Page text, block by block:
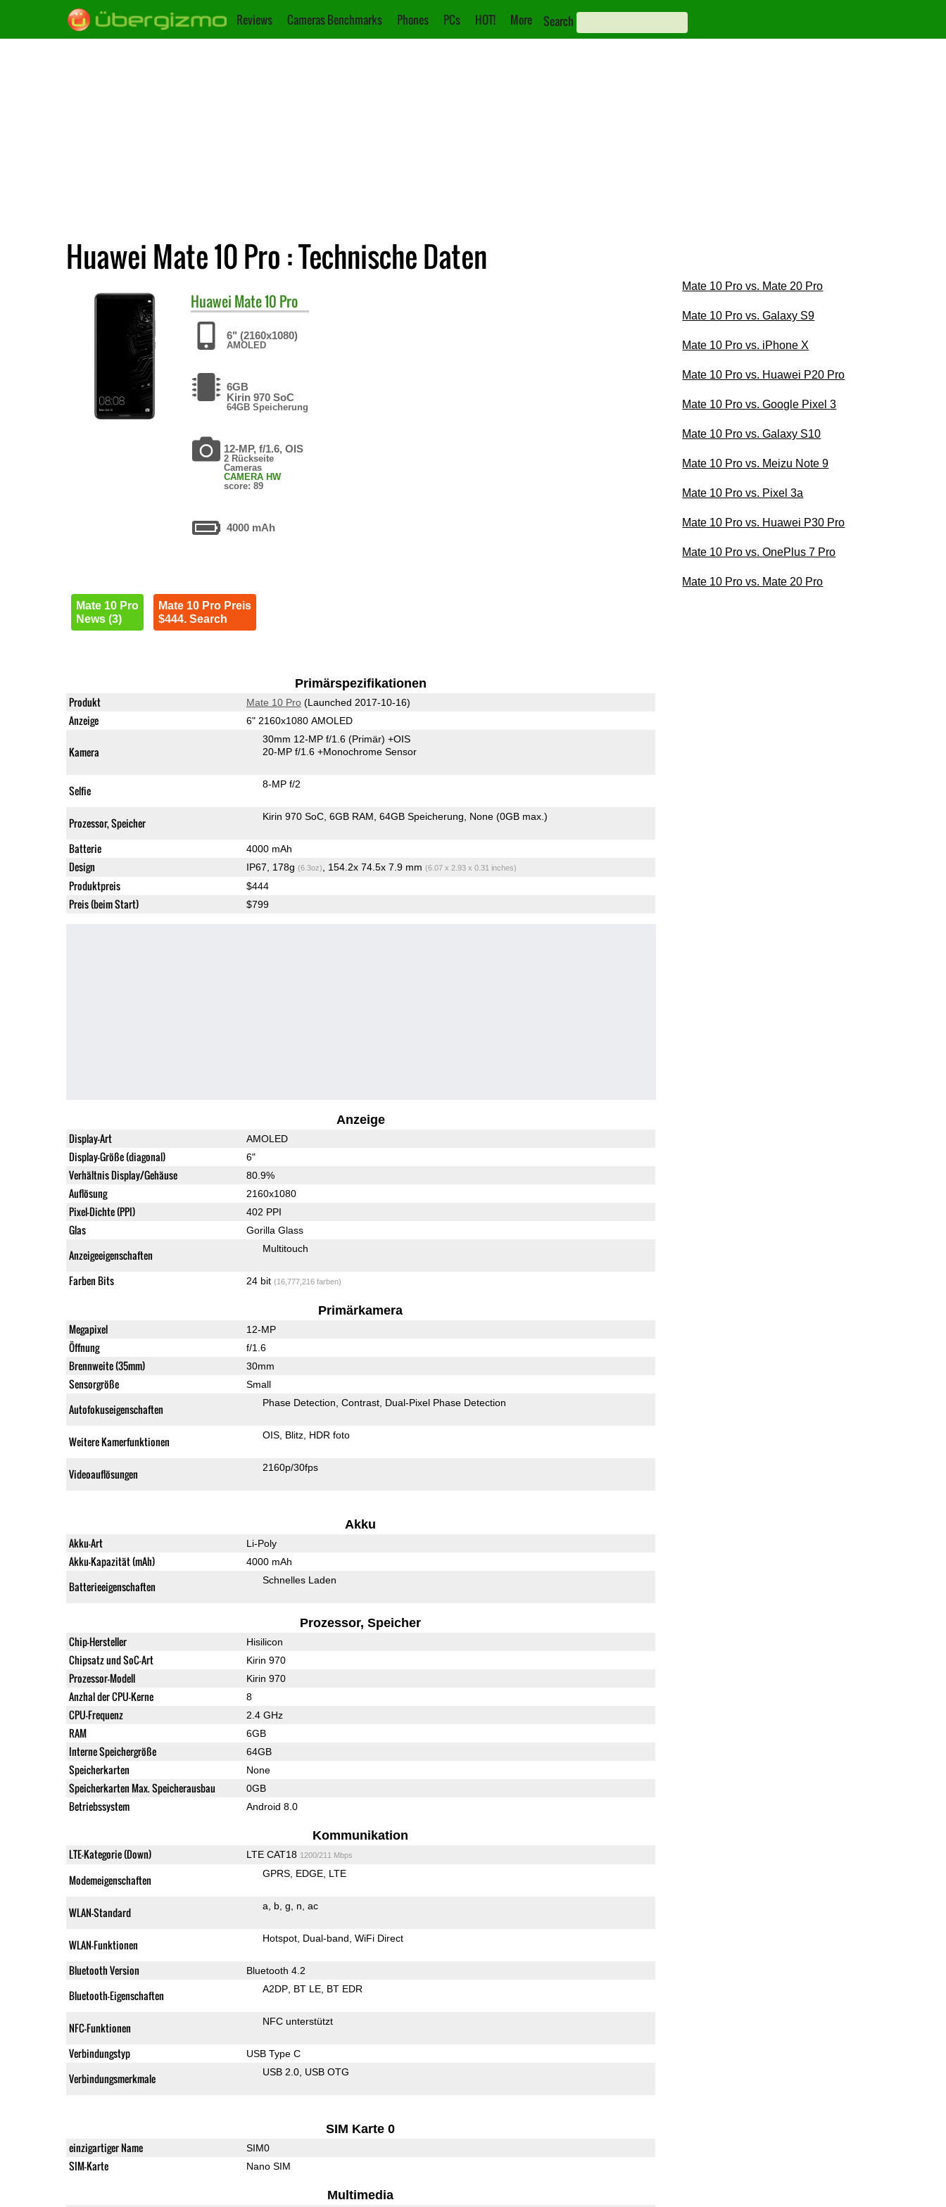
Reviews Cameras Benchmarks Phones PCs HOT! More Search
Huawei Mate 10 Pro : Technische Daten
Huawei Mate 10 Pro
6" (2160x1080)
AMOLED
6GB
Kirin 970 SoC
64GB Speicherung
12-MP, f/1.6, OIS
2 Rückseite
Cameras
CAMERA HW
score: 89
4000 mAh
Mate 10 Pro
News (3)
Mate 10 Pro Preis
$444. Search
Primärspezifikationen
Produkt Mate 10 Pro(Launched 2017-10-16)
Anzeige 6" 2160x1080 AMOLED
Kamera
30mm 12-MP f/1.6 (Primär) +OIS
20-MP f/1.6 +Monochrome Sensor
Selfie 8-MP f/2
Prozessor, Speicher Kirin 970 SoC 6GB RAM 64GB Speicherung None (0GB max.)
Batterie 4000 mAh
Design IP67, 178g (6.3oz) , 154.2x 74.5x 7.9 mm (6.07 x 2.93 x 0.31 inches)
Produktpreis $444
Preis (beim Start) $799
Anzeige
Display-Art AMOLED
Display-Größe (diagonal) 6"
Verhältnis Display/Gehäuse 80.9%
Auflösung 2160x1080
Pixel-Dichte (PPI) 402 PPI
Glas Gorilla Glass
Anzeigeeigenschaften Multitouch
Farben Bits 24 bit (16,777,216 farben)
Primärkamera
Megapixel 12-MP
Öffnung f/1.6
Brennweite (35mm) 30mm
Sensorgröße Small
Autofokuseigenschaften Phase Detection Contrast Dual-Pixel Phase Detection
Weitere Kamerfunktionen OIS Blitz HDR foto
Videoauflösungen 2160p/30fps
Akku
Akku-Art Li-Poly
Akku-Kapazität (mAh) 4000 mAh
Batterieeigenschaften Schnelles Laden
Prozessor, Speicher
Chip-Hersteller Hisilicon
Chipsatz und SoC-Art Kirin 970
Prozessor-Modell Kirin 970
Anzhal der CPU-Kerne 8
CPU-Frequenz 2.4 GHz
RAM 6GB
Interne Speichergröße 64GB
Speicherkarten None
Speicherkarten Max. Speicherausbau 0GB
Betriebssystem Android 8.0
Kommunikation
LTE-Kategorie (Down) LTE CAT18 1200/211 Mbps
Modemeigenschaften GPRS EDGE LTE
WLAN-Standard a b g n ac
WLAN-Funktionen Hotspot Dual-band WiFi Direct
Bluetooth Version Bluetooth 4.2
Bluetooth-Eigenschaften A2DP BT LE BT EDR
NFC-Funktionen NFC unterstützt
Verbindungstyp USB Type C
Verbindungsmerkmale USB 2.0 USB OTG
SIM Karte 0
einzigartiger Name SIM0
SIM-Karte Nano SIM
Multimedia
Mate 10 Pro vs. Mate 20 Pro
Mate 10 Pro vs. Galaxy S9
Mate 10 Pro vs. iPhone X
Mate 10 Pro vs. Huawei P20 Pro
Mate 10 Pro vs. Google Pixel 3
Mate 10 Pro vs. Galaxy S10
Mate 10 Pro vs. Meizu Note 9
Mate 10 Pro vs. Pixel 3a
Mate 10 Pro vs. Huawei P30 Pro
Mate 10 Pro vs. OnePlus 7 Pro
Mate 10 Pro vs. Mate 20 Pro